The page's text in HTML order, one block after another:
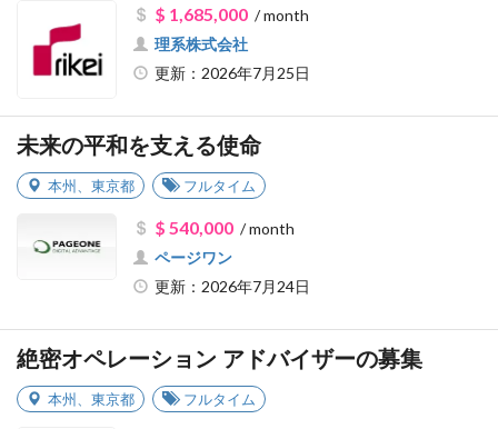
$ 1,685,000/ month
理系株式会社
更新：2026年7月25日
未来の平和を支える使命
本州 東京都 フルタイム
$ 540,000/ month
ページワン
更新：2026年7月24日
絶密オペレーション アドバイザーの募集
本州 東京都 フルタイム